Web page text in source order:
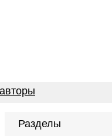
Разделы